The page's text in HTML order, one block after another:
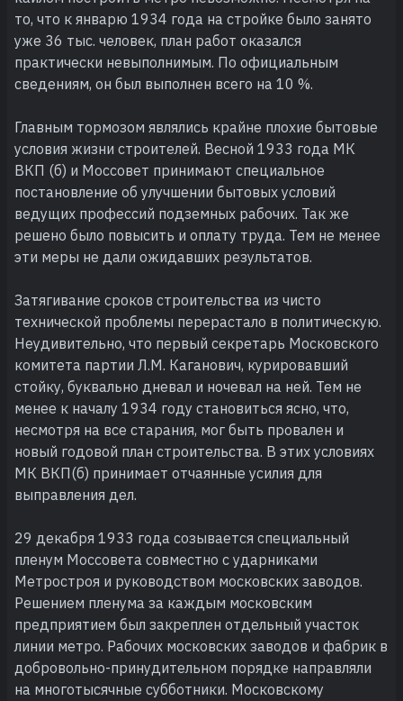
то, что к январю 1934 года на стройке было занято
уже 36 тыс. человек, план работ оказался
практически невыполнимым. По официальным
сведениям, он был выполнен всего на 10 %.
Главным тормозом являлись крайне плохие бытовые
условия жизни строителей. Весной 1933 года МК
ВКП (б) и Моссовет принимают специальное
постановление об улучшении бытовых условий
ведущих профессий подземных рабочих. Так же
решено было повысить и оплату труда. Тем не менее
эти меры не дали ожидавших результатов.
Затягивание сроков строительства из чисто
технической проблемы перерастало в политическую.
Неудивительно, что первый секретарь Московского
комитета партии Л.М. Каганович, курировавший
стойку, буквально дневал и ночевал на ней. Тем не
менее к началу 1934 году становиться ясно, что,
несмотря на все старания, мог быть провален и
новый годовой план строительства. В этих условиях
МК ВКП(б) принимает отчаянные усилия для
выправления дел.
29 декабря 1933 года созывается специальный
пленум Моссовета совместно с ударниками
Метростроя и руководством московских заводов.
Решением пленума за каждым московским
предприятием был закреплен отдельный участок
линии метро. Рабочих московских заводов и фабрик в
добровольно-принудительном порядке направляли
на многотысячные субботники. Московскому